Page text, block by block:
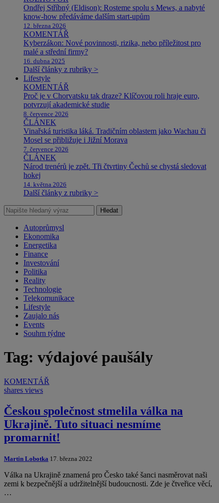
Ondřej Stříbný (Eldison): Rosteme spolu s Mews, a nabyté
know-how předáváme dalším start-upům
12. března 2026
KOMENTÁŘ
Kyberzákon: Nové povinnosti, rizika, nebo příležitost pro
malé a střední firmy?
16. dubna 2025
Další články z rubriky >
Lifestyle
KOMENTÁŘ
Proč je v Chorvatsku tak draze? Klíčovou roli hraje euro,
potvrzují akademické studie
8. července 2026
ČLÁNEK
Vinařská turistika láká. Tradičním oblastem jako Wachau či
Mosel se přibližuje i Jižní Morava
7. července 2026
ČLÁNEK
Národ trenérů je zpět. Tři čtvrtiny Čechů se chystá sledovat
hokej
14. května 2026
Další články z rubriky >
Hledat
Autoprůmysl
Ekonomika
Energetika
Finance
Investování
Politika
Reality
Technologie
Telekomunikace
Lifestyle
Zaujalo nás
Events
Souhrn týdne
Tag: výdajové paušály
KOMENTÁŘ
shares views
Českou společnost stmelila válka na
Ukrajině. Tuto situaci nesmíme
promarnit!
Martin Lobotka 17. března 2022
Válka na Ukrajině znamená pro Česko také šanci nasměrovat naši
zemi k bezpečnější a udržitelnější budoucnosti. Zde je čtveřice věcí,
…